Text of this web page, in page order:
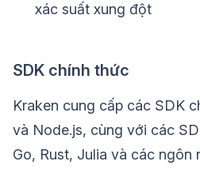
xác suất xung đột
SDK chính thức
Kraken cung cấp các SDK
và Node.js, cùng với các
Go, Rust, Julia và các ngôn